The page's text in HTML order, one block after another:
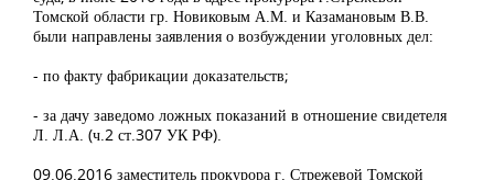
Томской области гр. Новиковым А.М. и Казамановым В.В.
были направлены заявления о возбуждении уголовных дел:
- по факту фабрикации доказательств;
- за дачу заведомо ложных показаний в отношение свидетеля
Л. Л.А. (ч.2 ст.307 УК РФ).
09.06.2016 заместитель прокурора г. Стрежевой Томской